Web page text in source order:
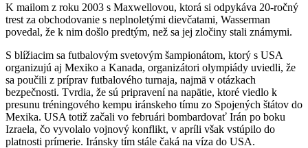
K mailom z roku 2003 s Maxwellovou, ktorá si odpykáva 20-ročný
trest za obchodovanie s neplnoletými dievčatami, Wasserman
povedal, že k nim došlo predtým, než sa jej zločiny stali známymi.
S blížiacim sa futbalovým svetovým šampionátom, ktorý s USA
organizujú aj Mexiko a Kanada, organizátori olympiády uviedli, že
sa poučili z príprav futbalového turnaja, najmä v otázkach
bezpečnosti. Tvrdia, že sú pripravení na napätie, ktoré viedlo k
presunu tréningového kempu iránskeho tímu zo Spojených štátov do
Mexika. USA totiž začali vo februári bombardovať Irán po boku
Izraela, čo vyvolalo vojnový konflikt, v apríli však vstúpilo do
platnosti prímerie. Iránsky tím stále čaká na víza do USA.